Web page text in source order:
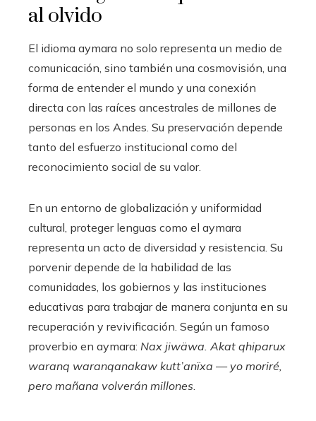
al olvido
El idioma aymara no solo representa un medio de
comunicación, sino también una cosmovisión, una
forma de entender el mundo y una conexión
directa con las raíces ancestrales de millones de
personas en los Andes. Su preservación depende
tanto del esfuerzo institucional como del
reconocimiento social de su valor.
En un entorno de globalización y uniformidad
cultural, proteger lenguas como el aymara
representa un acto de diversidad y resistencia. Su
porvenir depende de la habilidad de las
comunidades, los gobiernos y las instituciones
educativas para trabajar de manera conjunta en su
recuperación y revivificación. Según un famoso
proverbio en aymara: Nax jiwäwa. Akat qhiparux
waranq waranqanakaw kutt’anïxa — yo moriré,
pero mañana volverán millones.